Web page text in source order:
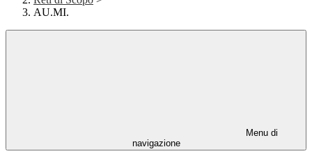
AU.MI.
Menu di
navigazione